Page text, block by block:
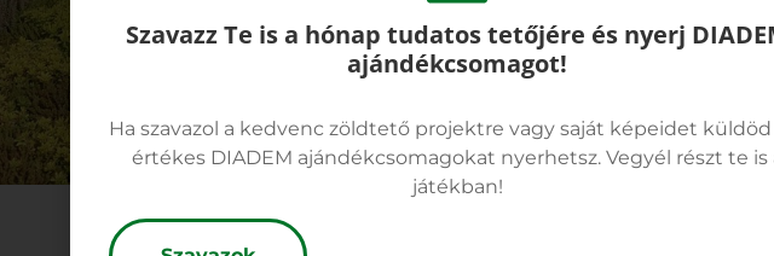
Szavazok a projektre
Szavazz Te is a hónap tudatos tetőjére és nyerj
ajándékcsomagot!
Ha szavazol a kedvenc zöldtető projektre vagy saját képeidet küldöd
értékes DIADEM ajándékcsomagokat nyerhetsz. Vegyél részt te is
játékban!